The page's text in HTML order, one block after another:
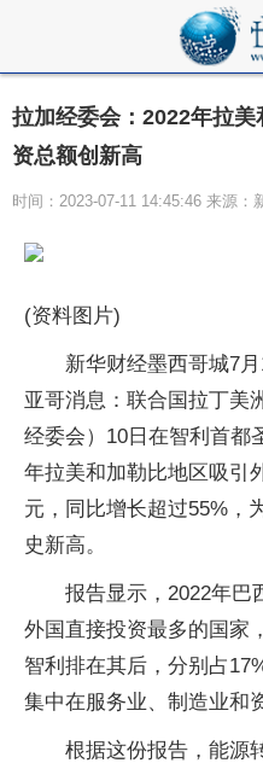
拉加经委会：2022年拉
资总额创新高
时间：2023-07-11 14:45:46 来源：
(资料图片)
新华财经墨西哥城7
亚哥消息：联合国拉丁美
经委会）10日在智利首都
年拉美和加勒比地区吸引
元，同比增长超过55%，
史新高。
报告显示，2022年巴
外国直接投资最多的国家
智利排在其后，分别占
集中在服务业、制造业和
根据这份报告，能源